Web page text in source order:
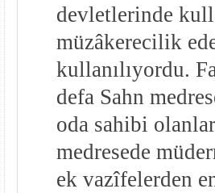
devletlerinde
müzâkerecilik
kullanılıyordu.
defa Sahn
oda sahibi
medresede
ek vazîfelerden